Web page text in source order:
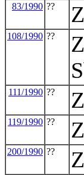
83/1990 ??
108/1990 ??
111/1990 ??
119/1990 ??
200/1990 ??